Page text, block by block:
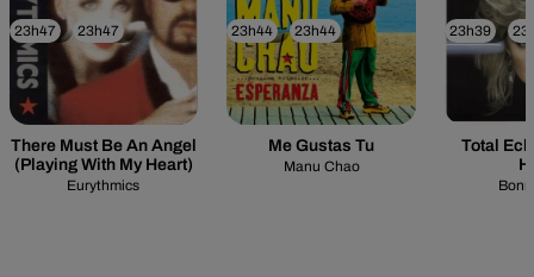
23h47 23h47
Eurythmics
There Must Be An Angel
(playing With My Heart)
23h44 23h44
Manu Chao
Me Gustas Tu
23h39
Total